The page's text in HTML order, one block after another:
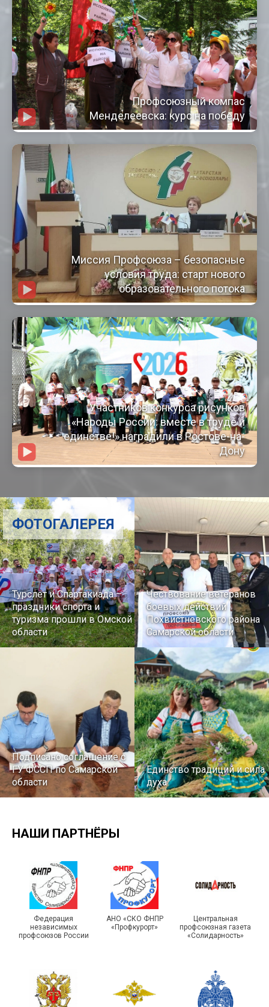
Профсоюзный компас
Менделеевска: курс на победу
Миссия Профсоюза – безопасные
условия труда: старт нового
образовательного потока
Участников конкурса рисунков
«Народы России: вместе в труде и
единстве!» наградили в Ростове-на-
Дону
Турслет и Спартакиада –
праздники спорта и
туризма прошли в Омской
области
Чествование ветеранов
боевых действий
Похвистневского района
Самарской области
Подписано соглашение с
ГУ ФССП по Самарской
области
Единство традиций и сила
духа
29 первичных
профсоюзных
организаций ГУФСИН
России по Пермскому
краю приняли участие в
туристическом слете
215-й юбилей
государственной
статистики отметили в
Республике Саха (Якутия)
ФОТОГАЛЕРЕЯ
НАШИ ПАРТНЁРЫ
Федерация
независимых
профсоюзов России
АНО «СКО ФНПР
«Профкурорт»
Центральная
профсоюзная газета
«Солидарность»